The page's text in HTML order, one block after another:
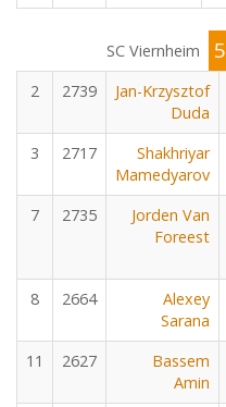
SC Viernheim 5
2
2739
Jan-Krzysztof
Duda
3 2717
Shakhriyar
Mamedyarov
7 2735
Jorden Van
Foreest
8 2664
Alexey
Sarana
11 2627
Bassem
Amin